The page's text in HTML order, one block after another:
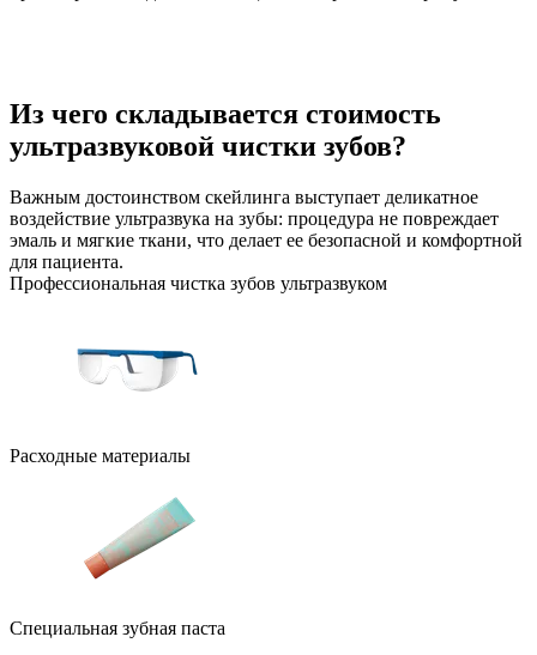
Из чего складывается стоимость
ультразвуковой чистки зубов?
Важным достоинством скейлинга выступает деликатное
воздействие ультразвука на зубы: процедура не повреждает
эмаль и мягкие ткани, что делает ее безопасной и комфортной
для пациента.
Профессиональная чистка зубов ультразвуком
Расходные материалы
Специальная зубная паста